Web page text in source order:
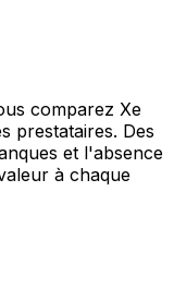
comparez Xe
prestataires. Des
et l'absence
à chaque